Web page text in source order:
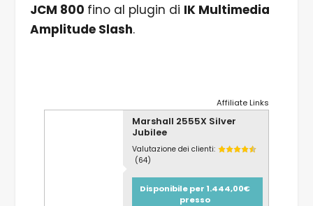
JCM 800 fino al plugin di IK Multimedia
Amplitude Slash.
Affiliate Links
Marshall 2555X Silver
Jubilee
Valutazione dei clienti:
(64)
Disponibile per 1.444,00€
presso